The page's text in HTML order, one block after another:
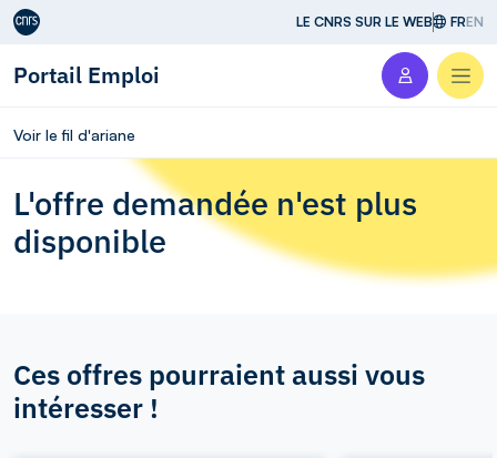
Aller au contenu LE CNRS SUR LE WEB FREN
Portail Emploi
Voir le fil d'ariane
L'offre demandée n'est plus
disponible
Ces offres pourraient aussi vous
intéresser !